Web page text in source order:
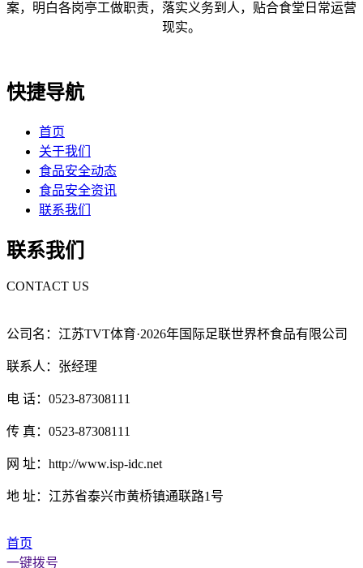
案，明白各岗亭工做职责，落实义务到人，贴合食堂日常运营
现实。
快捷导航
首页
关于我们
食品安全动态
食品安全资讯
联系我们
联系我们
CONTACT US
公司名：江苏TVT体育·2026年国际足联世界杯食品有限公司
联系人：张经理
电 话：0523-87308111
传 真：0523-87308111
网 址：http://www.isp-idc.net
地 址：江苏省泰兴市黄桥镇通联路1号
首页
一键拨号